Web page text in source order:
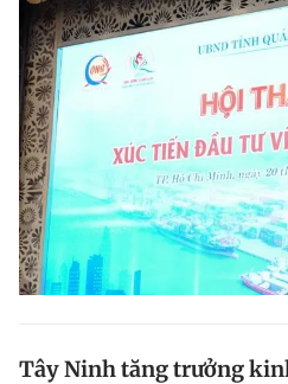
Tây Ninh tăng trưởng